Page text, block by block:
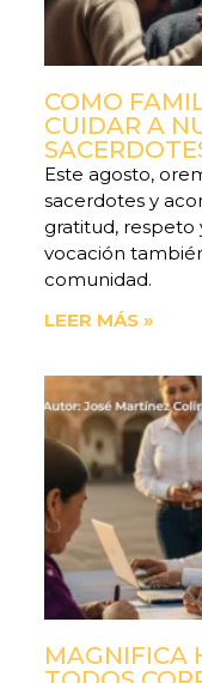
COMO
CUIDAR A
Este agosto,
sacerdotes y
gratitud, respeto
vocación
comunidad.
LEER MÁS »
MAGNIFICA